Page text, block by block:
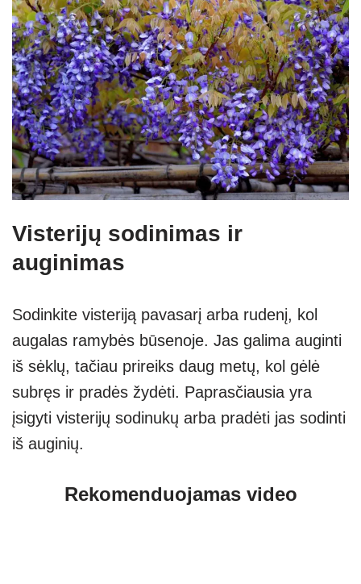
Visterijų sodinimas ir
auginimas
Sodinkite visteriją pavasarį arba rudenį, kol
augalas ramybės būsenoje. Jas galima auginti
iš sėklų, tačiau prireiks daug metų, kol gėlė
subręs ir pradės žydėti. Paprasčiausia yra
įsigyti visterijų sodinukų arba pradėti jas sodinti
iš auginių.
Rekomenduojamas video